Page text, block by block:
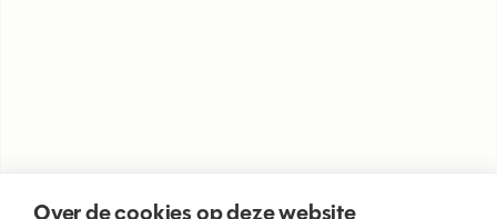
Over de cookies op deze website